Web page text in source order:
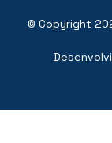
© Copyright